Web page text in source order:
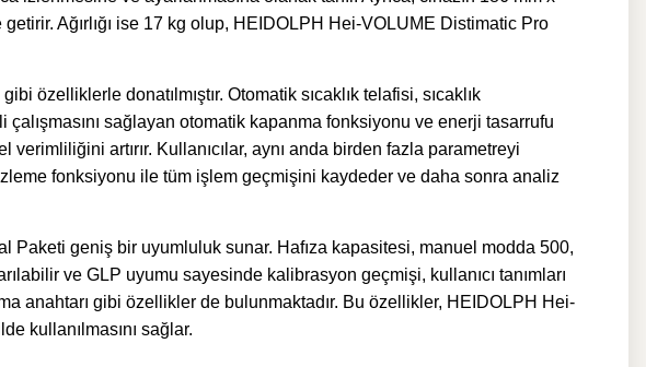
Ağırlığı ise 17 kg olup, HEIDOLPH Hei-VOLUME Distimatic Pro
özelliklerle donatılmıştır. Otomatik sıcaklık telafisi, sıcaklık
sağlayan otomatik kapanma fonksiyonu ve enerji tasarrufu
artırır. Kullanıcılar, aynı anda birden fazla parametreyi
fonksiyonu ile tüm işlem geçmişini kaydeder ve daha sonra analiz
Paketi geniş bir uyumluluk sunar. Hafıza kapasitesi, manuel modda 500,
ve GLP uyumu sayesinde kalibrasyon geçmişi, kullanıcı tanımları
anahtarı gibi özellikler de bulunmaktadır. Bu özellikler, HEIDOLPH Hei-
kullanılmasını sağlar.